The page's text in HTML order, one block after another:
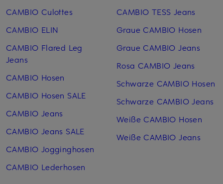
CAMBIO Culottes
CAMBIO ELIN
CAMBIO Flared Leg
Jeans
CAMBIO Hosen
CAMBIO Hosen SALE
CAMBIO Jeans
CAMBIO Jeans SALE
CAMBIO Jogginghosen
CAMBIO Lederhosen
CAMBIO TESS Jeans
Graue CAMBIO Hosen
Graue CAMBIO Jeans
Rosa CAMBIO Jeans
Schwarze CAMBIO Hosen
Schwarze CAMBIO Jeans
Weiße CAMBIO Hosen
Weiße CAMBIO Jeans